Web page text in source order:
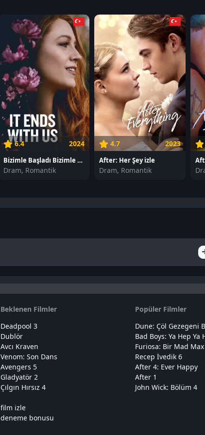
6.4 2024
Bizimle Başladı Bizimle Bitti izle
Dram, Romantik
4.7 2023
After: Her Şey izle
Dram, Romantik
Beklenen Filmler
Deadpool 3
Dublör
Avcı Kraven
Venom: Son Dans
Avengers 5
Gladyatör 2
Çılgın Hırsız 4
Popüler Filmler
Dune: Çöl Gezegeni
Bad Boys: Ya Hep Ya
Furiosa: Bir Mad Max
Recep İvedik 6
After 4: Ever Happy
After 1
John Wick: Bölüm 4
film izle
deneme bonusu